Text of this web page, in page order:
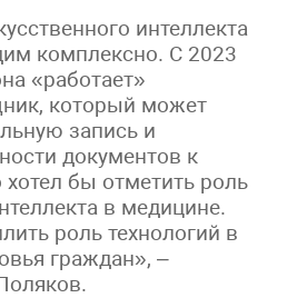
интеллекта
комплексно. С 2023
«работает»
который может
запись и
документов к
бы отметить роль
в медицине.
роль технологий в
граждан», –